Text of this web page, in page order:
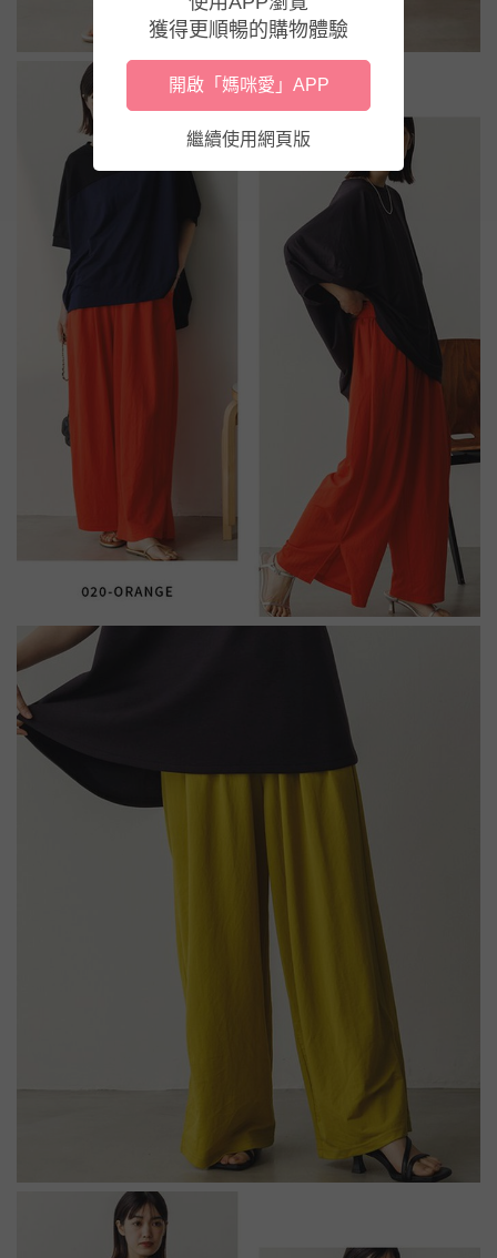
獲得更順暢的購物體驗
開啟「媽咪愛」APP
繼續使用網頁版